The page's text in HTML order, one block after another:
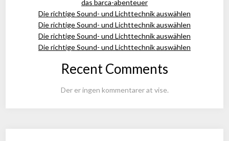
das barca-abenteuer
Die richtige Sound- und Lichttechnik auswählen
Die richtige Sound- und Lichttechnik auswählen
Die richtige Sound- und Lichttechnik auswählen
Die richtige Sound- und Lichttechnik auswählen
Recent Comments
Der er ingen kommentarer at vise.